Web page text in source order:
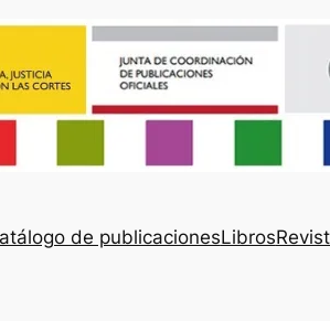
de publicacionesLibros